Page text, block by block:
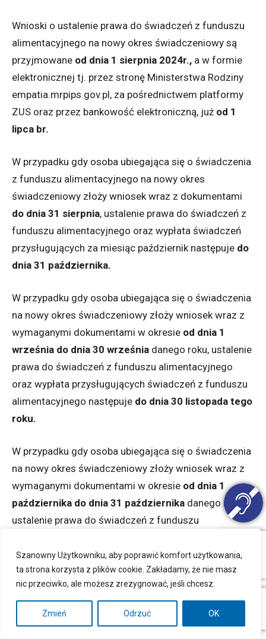
Szanowny Użytkowniku, aby poprawić komfort użytkowania,
ta strona korzysta z plików cookie. Zakładamy, że nie masz
nic przeciwko, ale możesz zrezygnować, jeśli chcesz.
Zmień Odrzuć OK
Wnioski o ustalenie prawa do świadczeń z funduszu
alimentacyjnego na nowy okres świadczeniowy są
przyjmowane od dnia 1 sierpnia 2024r., a w formie
elektronicznej tj. przez stronę Ministerstwa Rodziny
empatia.mrpips.gov.pl, za pośrednictwem platformy
ZUS oraz przez bankowość elektroniczną, już od 1
lipca br.
W przypadku gdy osoba ubiegająca się o świadczenia
z funduszu alimentacyjnego na nowy okres
świadczeniowy złoży wniosek wraz z dokumentami
do dnia 31 sierpnia, ustalenie prawa do świadczeń z
funduszu alimentacyjnego oraz wypłata świadczeń
przysługujących za miesiąc październik następuje do
dnia 31 października.
W przypadku gdy osoba ubiegająca się o świadczenia
na nowy okres świadczeniowy złoży wniosek wraz z
wymaganymi dokumentami w okresie od dnia 1
września do dnia 30 września danego roku, ustalenie
prawa do świadczeń z funduszu alimentacyjnego
oraz wypłata przysługujących świadczeń z funduszu
alimentacyjnego następuje do dnia 30 listopada tego
roku.
W przypadku gdy osoba ubiegająca się o świadczenia
na nowy okres świadczeniowy złoży wniosek wraz z
wymaganymi dokumentami w okresie od dnia 1
października do dnia 31 października danego roku,
ustalenie prawa do świadczeń z funduszu
świadczeń z funduszu alimentacyjnego następujedo
dnia 31 grudnia tego roku.
W przypadku gdy osoba ubiegająca się o świadczenia